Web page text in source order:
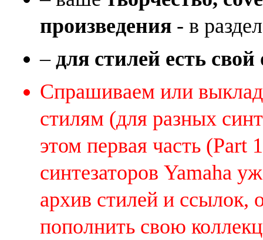
произведения - в
–для стилей есть
Спрашиваем или
стилям (для разных
этом первая часть
синтезаторов Yamaha
архив стилей и ссылок,
пополнить свою